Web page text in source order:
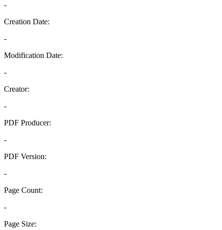
-
Creation Date:
-
Modification Date:
-
Creator:
-
PDF Producer:
-
PDF Version:
-
Page Count:
-
Page Size: